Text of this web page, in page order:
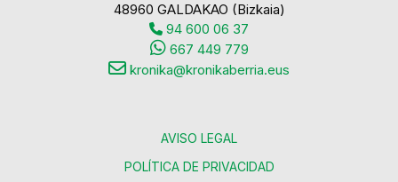
48960 GALDAKAO (Bizkaia)
94 600 06 37
667 449 779
kronika@kronikaberria.eus
AVISO LEGAL
POLÍTICA DE PRIVACIDAD